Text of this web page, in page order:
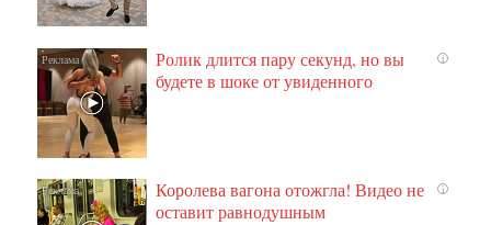
i
Ролик длится пару секунд, но вы
будете в шоке от увиденного
i
Королева вагона отожгла! Видео не
оставит равнодушным